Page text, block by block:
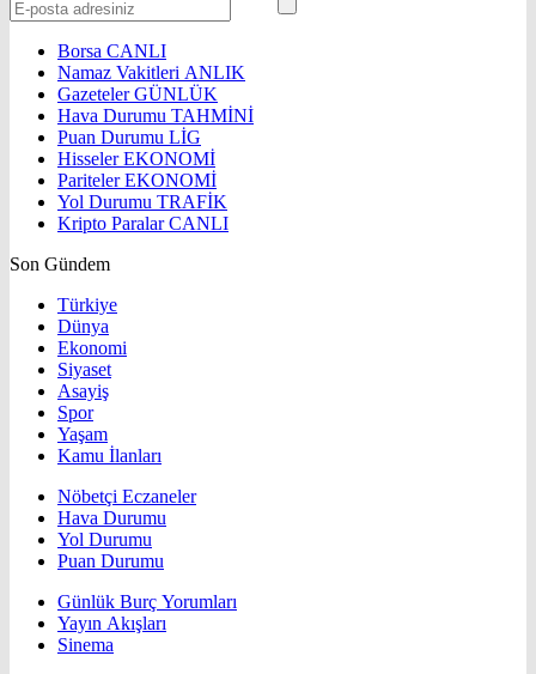
Borsa CANLI
Namaz Vakitleri ANLIK
GazetelerGÜNLÜK
Hava Durumu TAHMİNİ
Puan Durumu LİG
HisselerEKONOMİ
ParitelerEKONOMİ
Yol Durumu TRAFİK
Kripto ParalarCANLI
Son Gündem
Türkiye
Dünya
Ekonomi
Siyaset
Asayiş
Spor
Yaşam
Kamu İlanları
Nöbetçi Eczaneler
Hava Durumu
Yol Durumu
Puan Durumu
Günlük Burç Yorumları
Yayın Akışları
Sinema